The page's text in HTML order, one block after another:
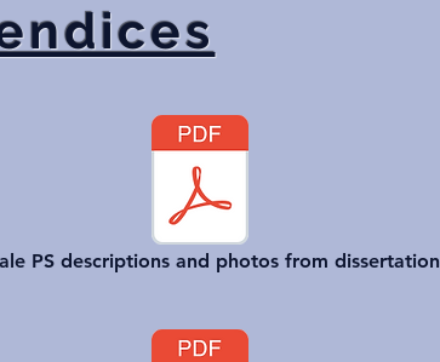
PS descriptions and photos from dissertation